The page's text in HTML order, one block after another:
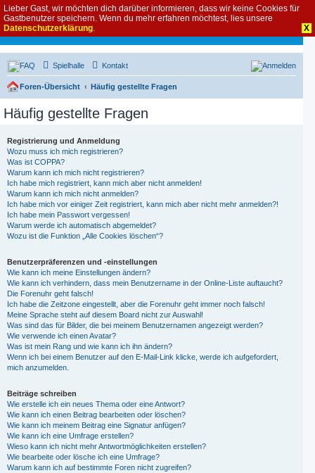
Lieber Gast, wir möchten dich darüber informieren, dass wir keine Cookies für
Gastbenutzer speichern. Wenn du mehr erfahren möchtest, lies unsere
Datenschutzerklärung. X
FAQ Spielhalle Kontakt Anmelden
Foren-Übersicht Häufig gestellte Fragen
Häufig gestellte Fragen
Registrierung und Anmeldung
Wozu muss ich mich registrieren?
Was ist COPPA?
Warum kann ich mich nicht registrieren?
Ich habe mich registriert, kann mich aber nicht anmelden!
Warum kann ich mich nicht anmelden?
Ich habe mich vor einiger Zeit registriert, kann mich aber nicht mehr anmelden?!
Ich habe mein Passwort vergessen!
Warum werde ich automatisch abgemeldet?
Wozu ist die Funktion „Alle Cookies löschen“?
Benutzerpräferenzen und -einstellungen
Wie kann ich meine Einstellungen ändern?
Wie kann ich verhindern, dass mein Benutzername in der Online-Liste auftaucht?
Die Forenuhr geht falsch!
Ich habe die Zeitzone eingestellt, aber die Forenuhr geht immer noch falsch!
Meine Sprache steht auf diesem Board nicht zur Auswahl!
Was sind das für Bilder, die bei meinem Benutzernamen angezeigt werden?
Wie verwende ich einen Avatar?
Was ist mein Rang und wie kann ich ihn ändern?
Wenn ich bei einem Benutzer auf den E-Mail-Link klicke, werde ich aufgefordert,
mich anzumelden.
Beiträge schreiben
Wie erstelle ich ein neues Thema oder eine Antwort?
Wie kann ich einen Beitrag bearbeiten oder löschen?
Wie kann ich meinem Beitrag eine Signatur anfügen?
Wie kann ich eine Umfrage erstellen?
Wieso kann ich nicht mehr Antwortmöglichkeiten erstellen?
Wie bearbeite oder lösche ich eine Umfrage?
Warum kann ich auf bestimmte Foren nicht zugreifen?